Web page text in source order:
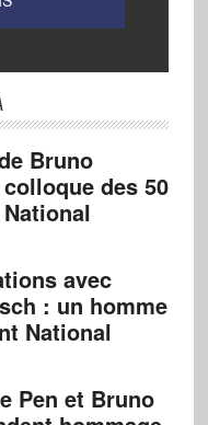
Bruno
des 50
avec
: un homme
National
Pen et Bruno